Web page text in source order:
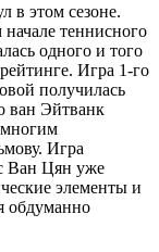
в этом сезоне.
теннисного
одного и того
Игра 1-го
получилась
ван Эйтванк
Игра
Ван Цян уже
элементы и
обдуманно